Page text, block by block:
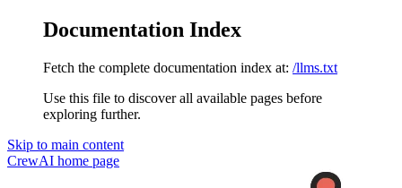
Documentation Index
Fetch the complete documentation index at: /llms.txt
Use this file to discover all available pages before
exploring further.
Skip to main content
CrewAI home page